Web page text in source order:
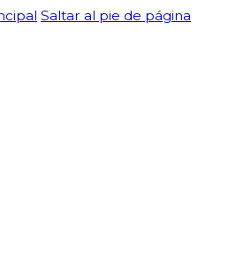
Saltar al pie de página